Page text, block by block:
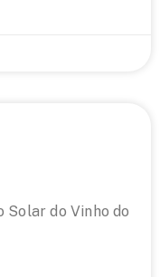
Solar do Vinho do